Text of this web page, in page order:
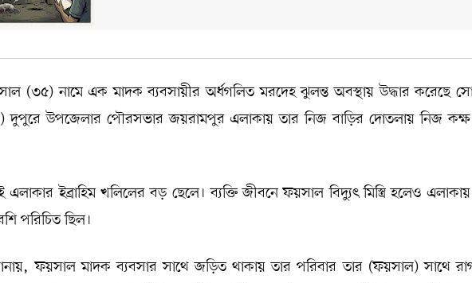
(৩৫) নামে এক মাদক ব্যবসায়ীর অর্ধগলিত মরদেহ ঝুলন্ত অবস্থায় উদ্ধার করেছে
দুপুরে উপজেলার পৌরসভার জয়রামপুর এলাকায় তার নিজ বাড়ির দোতলায় নিজ
ইব্রাহিম খলিলের বড় ছেলে। ব্যক্তি জীবনে ফয়সাল বিদ্যুৎ মিস্ত্রি হলেও
পরিচিত ছিল।
ফয়সাল মাদক ব্যবসার সাথে জড়িত থাকায় তার পরিবার তার (ফয়সাল) সাথে